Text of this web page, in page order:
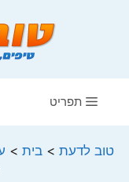
תפריט
טוב לדעת > בית >